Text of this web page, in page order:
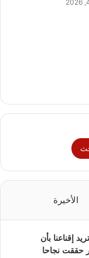
الأخيرة
إقناعنا بأن
حققت نجاحا